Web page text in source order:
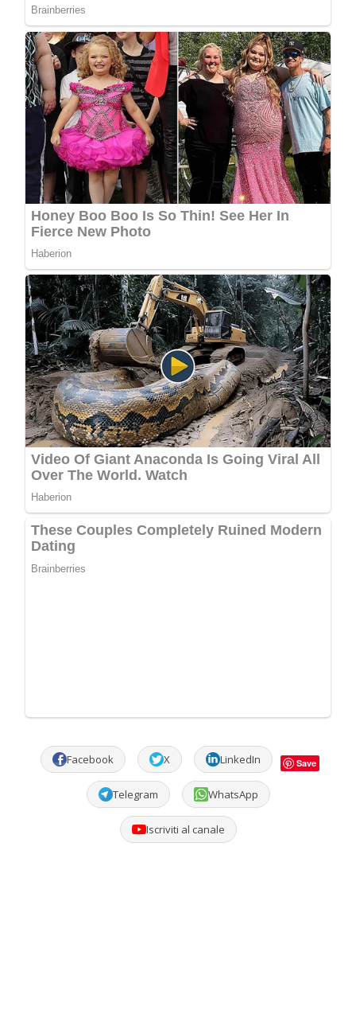
Facebook X LinkedIn Save
Telegram WhatsApp
Iscriviti al canale